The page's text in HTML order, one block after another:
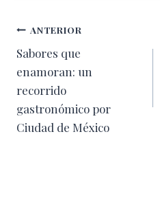
Navegación
de
entradas
ANTERIOR
Sabores que
enamoran: un
recorrido
gastronómico por
Ciudad de México